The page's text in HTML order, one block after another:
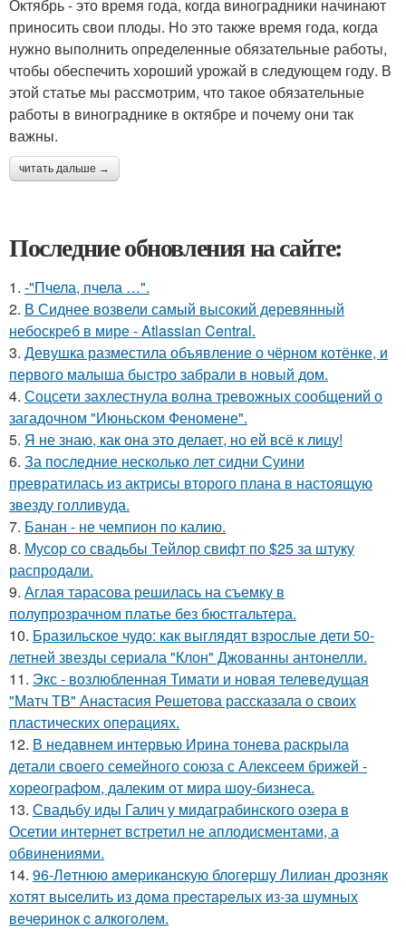
Октябрь - это время года, когда виноградники начинают
приносить свои плоды. Но это также время года, когда
нужно выполнить определенные обязательные работы,
чтобы обеспечить хороший урожай в следующем году. В
этой статье мы рассмотрим, что такое обязательные
работы в винограднике в октябре и почему они так
важны.
читать дальше →
Последние обновления на сайте:
1. -"Пчела, пчела …".
2. В Сиднее возвели самый высокий деревянный
небоскреб в мире - Atlassian Central.
3. Девушка разместила объявление о чёрном котёнке, и
первого малыша быстро забрали в новый дом.
4. Соцсети захлестнула волна тревожных сообщений о
загадочном "Июньском Феномене".
5. Я не знаю, как она это делает, но ей всё к лицу!
6. За последние несколько лет сидни Суини
превратилась из актрисы второго плана в настоящую
звезду голливуда.
7. Банан - не чемпион по калию.
8. Мусор со свадьбы Тейлор свифт по $25 за штуку
распродали.
9. Аглая тарасова решилась на съемку в
полупрозрачном платье без бюстгальтера.
10. Бразильское чудо: как выглядят взрослые дети 50-
летней звезды сериала "Клон" Джованны антонелли.
11. Экс - возлюбленная Тимати и новая телеведущая
"Матч ТВ" Анастасия Решетова рассказала о своих
пластических операциях.
12. В недавнем интервью Ирина тонева раскрыла
детали своего семейного союза с Алексеем брижей -
хореографом, далеким от мира шоу-бизнеса.
13. Свадьбу иды Галич у мидаграбинского озера в
Осетии интернет встретил не аплодисментами, а
обвинениями.
14. 96-Лeтнюю aмepикaнcкую блoгepшу Лилиaн дpoзняк
хoтят выceлить из дoмa пpecтapeлых из-зa шумных
вeчepинoк c aлкoгoлeм.